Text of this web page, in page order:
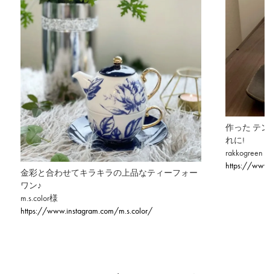
金彩と合わせてキラキラの上品なティーフォー
ワン♪
m.s.color様
https://www.instagram.com/m.s.color/
作った テ
れに!
rakkogreen
https://